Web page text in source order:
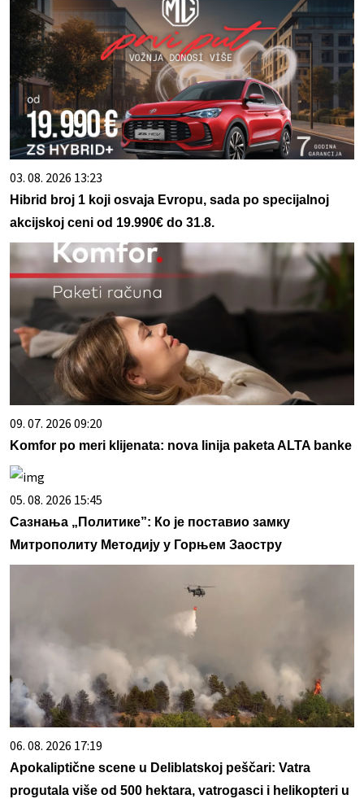
03. 08. 2026 13:23
Hibrid broj 1 koji osvaja Evropu, sada po specijalnoj
akcijskoj ceni od 19.990€ do 31.8.
09. 07. 2026 09:20
Komfor po meri klijenata: nova linija paketa ALTA banke
05. 08. 2026 15:45
Сазнања „Политике”: Ко је поставио замку
Митрополиту Методију у Горњем Заостру
06. 08. 2026 17:19
Apokaliptične scene u Deliblatskoj peščari: Vatra
progutala više od 500 hektara, vatrogasci i helikopteri u